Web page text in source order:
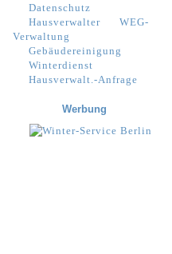
Datenschutz
Hausverwalter
WEG-
Verwaltung
Gebäudereinigung
Winterdienst
Hausverwalt.-Anfrage
Werbung